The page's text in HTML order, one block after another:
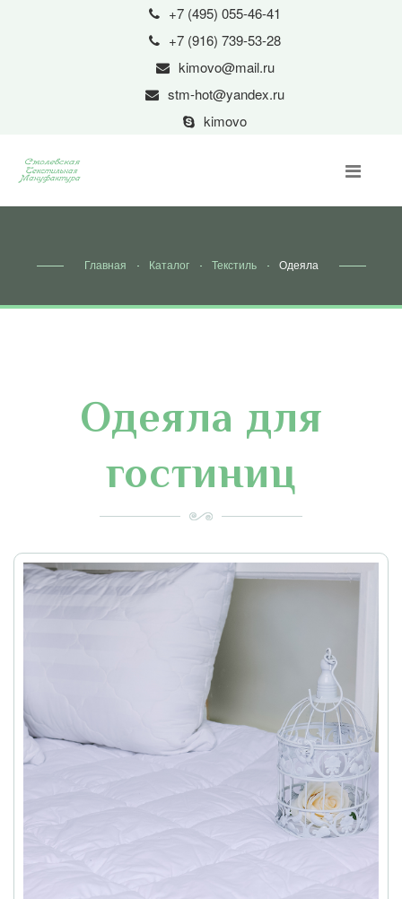
+7 (495) 055-46-41
+7 (916) 739-53-28
kimovo@mail.ru
stm-hot@yandex.ru
kimovo
Главная Каталог Текстиль Одеяла
Одеяла для
гостиниц